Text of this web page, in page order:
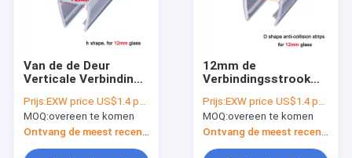
Van de de Deur
Verticale Verbinding
Glijdende Douche
Water die van de
Strookpvc Montage
behouden
Prijs:EXW price US$1.4 per piece
MOQ:overeen te komen
12mm de
Verbindingsstrook
Glasdeur Duidelijk
met 2,2 Meters
Lengte
Prijs:EXW price US$1.4 per piece
MOQ:overeen te komen